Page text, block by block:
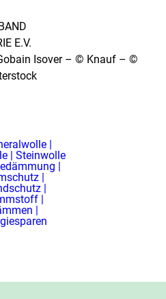
E.V.
Isover – © Knauf – ©